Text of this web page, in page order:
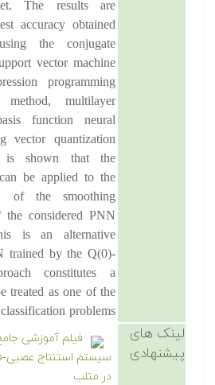
The results are
accuracy obtained
the conjugate
vector machine
programming
method, multilayer
function neural
vector quantization
shown that the
be applied to the
of the smoothing
considered PNN
is an alternative
trained by the Q(0)-
constitutes a
treated as one of the
problems.
لینک های
پیشنهادی
فیلم آموزشی
در متلب